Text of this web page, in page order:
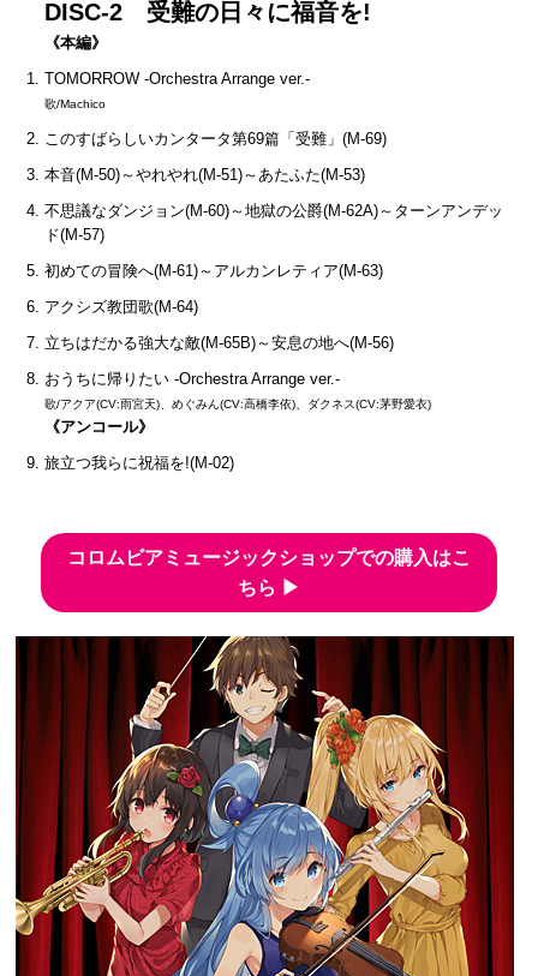
DISC-2 受難の日々に福音を!
《本編》
TOMORROW -Orchestra Arrange ver.-
歌/Machico
このすばらしいカンタータ第69篇「受難」(M-69)
本音(M-50)～やれやれ(M-51)～あたふた(M-53)
不思議なダンジョン(M-60)～地獄の公爵(M-62A)～ターンアンデッ
ド(M-57)
初めての冒険へ(M-61)～アルカンレティア(M-63)
アクシズ教団歌(M-64)
立ちはだかる強大な敵(M-65B)～安息の地へ(M-56)
おうちに帰りたい -Orchestra Arrange ver.-
歌/アクア(CV:雨宮天)、めぐみん(CV:高橋李依)、ダクネス(CV:茅野愛衣)
《アンコール》
旅立つ我らに祝福を!(M-02)
コロムビアミュージックショップでの購入はこ
ちら ▶